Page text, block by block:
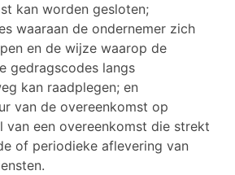
kan worden gesloten;
waaraan de ondernemer zich
en de wijze waarop de
gedragscodes langs
kan raadplegen; en
van de overeenkomst op
van een overeenkomst die strekt
of periodieke aflevering van